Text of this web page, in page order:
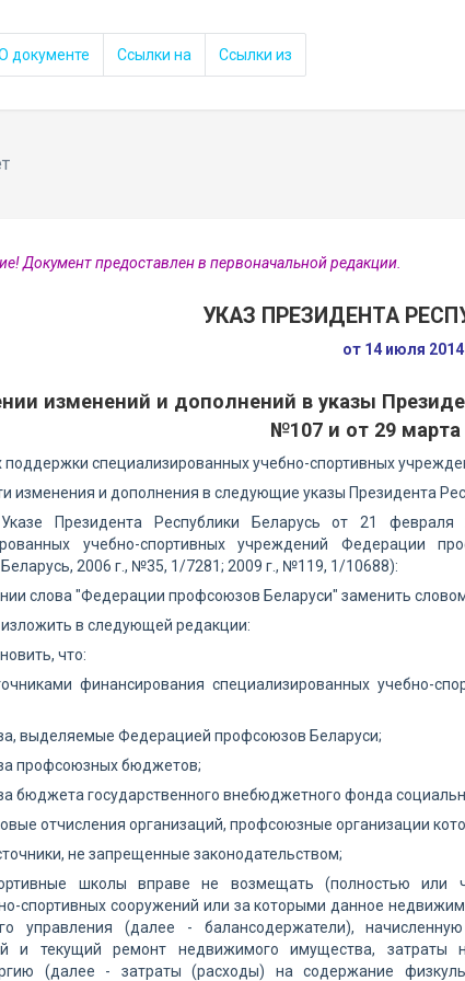
документе Ссылки на Ссылки из
Документ предоставлен в первоначальной редакции.
УКАЗ ПРЕЗИДЕНТА
от 14 июля
изменений и дополнений в указы
№107 и от 29
поддержки специализированных учебно-спортивных
изменения и дополнения в следующие указы Президента
Президента Республики Беларусь от 21
учебно-спортивных учреждений Федерации
2006 г., №35, 1/7281; 2009 г., №119, 1/10688):
слова "Федерации профсоюзов Беларуси" заменить
изложить в следующей редакции:
что:
финансирования специализированных учебно-
выделяемые Федерацией профсоюзов Беларуси;
профсоюзных бюджетов;
бюджета государственного внебюджетного фонда
отчисления организаций, профсоюзные организации
не запрещенные законодательством;
школы вправе не возмещать (полностью или
спортивных сооружений или за которыми данное
управления (далее - балансодержатели),
и текущий ремонт недвижимого имущества, затраты
(далее - затраты (расходы) на содержание